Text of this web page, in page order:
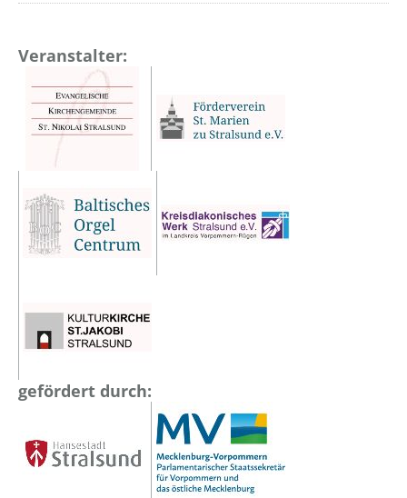
Veranstalter:
gefördert durch: